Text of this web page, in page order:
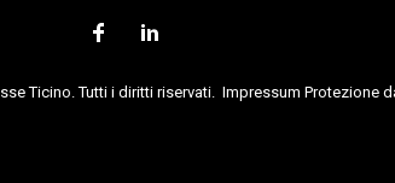
Ticino. Tutti i diritti riservati. Impressum Protezione